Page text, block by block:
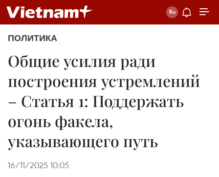
ПОЛИТИКА
Общие усилия ради
построения устремлений
– Статья 1: Поддержать
огонь факела,
указывающего путь
16/11/2025 10:05